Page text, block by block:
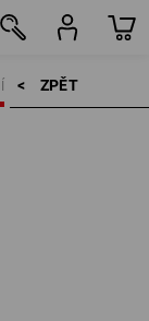
ZPĚT    >